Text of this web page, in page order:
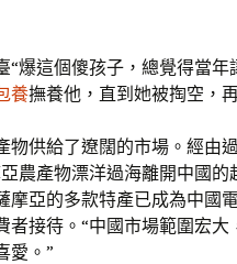
“爆這個傻孩子，總覺得當年
養撫養他，直到她被掏空，
物供給了遼闊的市場。經由
農產物漂洋過海離開中國
摩亞的多款特產已成為中國
者接待。“中國市場範圍宏
愛。”